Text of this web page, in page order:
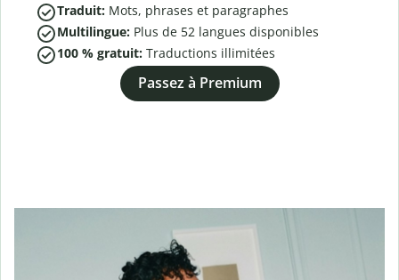
Traduit: Mots, phrases et paragraphes
Multilingue: Plus de 52 langues disponibles
100 % gratuit: Traductions illimitées
Passez à Premium